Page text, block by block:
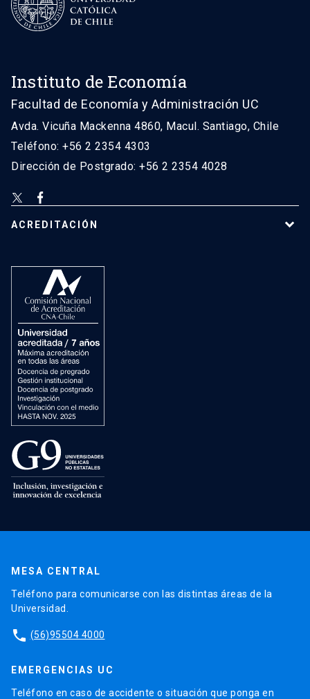
Instituto de Economía
Facultad de Economía y Administración UC
Avda. Vicuña Mackenna 4860, Macul. Santiago, Chile
Teléfono: +56 2 2354 4303
Dirección de Postgrado: +56 2 2354 4028
ACREDITACIÓN
MESA CENTRAL
Teléfono para comunicarse con las distintas áreas de la
Universidad.
phone (56)95504 4000
EMERGENCIAS UC
Teléfono en caso de accidente o situación que ponga en